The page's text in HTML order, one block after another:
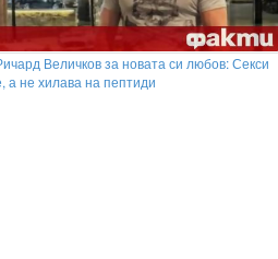
Величков за новата си любов: Секси
а не хилава на пептиди